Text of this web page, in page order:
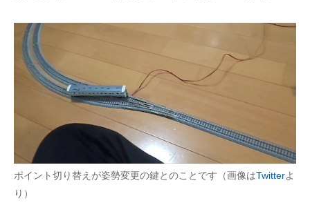
電子設計の基本と応用
エネルギーの専門メディア
建設×テクノロジーの最前線
ちょっと気になるネットの話題
ポイント切り替えが姿勢変更の鍵とのことです（画像はTwitterよ
り）